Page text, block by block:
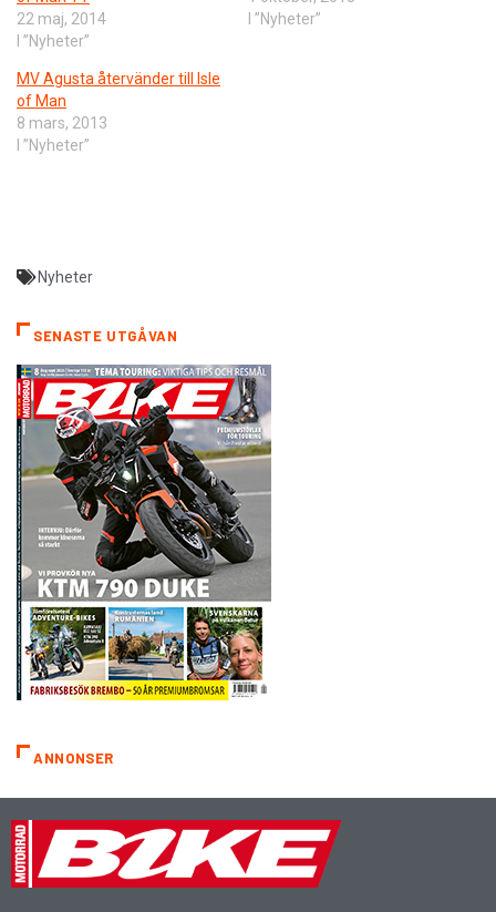
22 maj, 2014
I ”Nyheter”
I ”Nyheter”
MV Agusta återvänder till Isle
of Man
8 mars, 2013
I ”Nyheter”
Nyheter
SENASTE UTGÅVAN
ANNONSER